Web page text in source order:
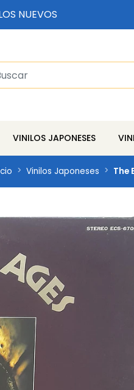
NUEVOS
VINILOS JAPONESES
Vinilos Japoneses The